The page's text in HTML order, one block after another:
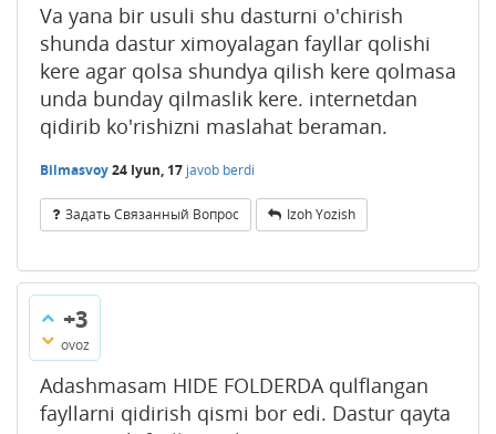
Va yana bir usuli shu dasturni o'chirish
shunda dastur ximoyalagan fayllar qolishi
kere agar qolsa shundya qilish kere qolmasa
unda bunday qilmaslik kere. internetdan
qidirib ko'rishizni maslahat beraman.
Bilmasvoy24 Iyun, 17 javob berdi
Задать Связанный Вопрос Izoh Yozish
+3
ovoz
Adashmasam HIDE FOLDERDA qulflangan
fayllarni qidirish qismi bor edi. Dastur qayta